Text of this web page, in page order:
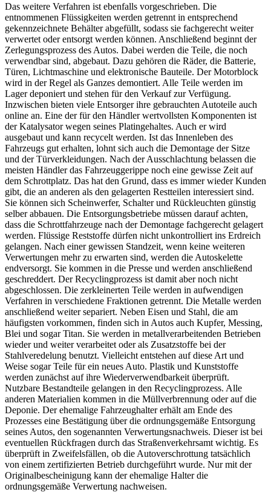
Das weitere Verfahren ist ebenfalls vorgeschrieben. Die
entnommenen Flüssigkeiten werden getrennt in entsprechend
gekennzeichnete Behälter abgefüllt, sodass sie fachgerecht weiter
verwertet oder entsorgt werden können. Anschließend beginnt der
Zerlegungsprozess des Autos. Dabei werden die Teile, die noch
verwendbar sind, abgebaut. Dazu gehören die Räder, die Batterie,
Türen, Lichtmaschine und elektronische Bauteile. Der Motorblock
wird in der Regel als Ganzes demontiert. Alle Teile werden im
Lager deponiert und stehen für den Verkauf zur Verfügung.
Inzwischen bieten viele Entsorger ihre gebrauchten Autoteile auch
online an. Eine der für den Händler wertvollsten Komponenten ist
der Katalysator wegen seines Platingehaltes. Auch er wird
ausgebaut und kann recycelt werden. Ist das Innenleben des
Fahrzeugs gut erhalten, lohnt sich auch die Demontage der Sitze
und der Türverkleidungen. Nach der Ausschlachtung belassen die
meisten Händler das Fahrzeuggerippe noch eine gewisse Zeit auf
dem Schrottplatz. Das hat den Grund, dass es immer wieder Kunden
gibt, die an anderen als den gelagerten Restteilen interessiert sind.
Sie können sich Scheinwerfer, Schalter und Rückleuchten günstig
selber abbauen. Die Entsorgungsbetriebe müssen darauf achten,
dass die Schrottfahrzeuge nach der Demontage fachgerecht gelagert
werden. Flüssige Reststoffe dürfen nicht unkontrolliert ins Erdreich
gelangen. Nach einer gewissen Standzeit, wenn keine weiteren
Verwertungen mehr zu erwarten sind, werden die Autoskelette
endversorgt. Sie kommen in die Presse und werden anschließend
geschreddert. Der Recyclingprozess ist damit aber noch nicht
abgeschlossen. Die zerkleinerten Teile werden in aufwendigen
Verfahren in verschiedene Fraktionen getrennt. Die Metalle werden
anschließend weiter separiert. Neben Eisen und Stahl, die am
häufigsten vorkommen, finden sich in Autos auch Kupfer, Messing,
Blei und sogar Titan. Sie werden in metallverarbeitenden Betrieben
wieder und weiter verarbeitet oder als Zusatzstoffe bei der
Stahlveredelung benutzt. Vielleicht entstehen auf diese Art und
Weise sogar Teile für ein neues Auto. Plastik und Kunststoffe
werden zunächst auf ihre Wiederverwendbarkeit überprüft.
Nutzbare Bestandteile gelangen in den Recyclingprozess. Alle
anderen Materialien kommen in die Müllverbrennung oder auf die
Deponie. Der ehemalige Fahrzeughalter erhält am Ende des
Prozesses eine Bestätigung über die ordnungsgemäße Entsorgung
seines Autos, den sogenannten Verwertungsnachweis. Dieser ist bei
eventuellen Rückfragen durch das Straßenverkehrsamt wichtig. Es
überprüft in Zweifelsfällen, ob die Autoverschrottung tatsächlich
von einem zertifizierten Betrieb durchgeführt wurde. Nur mit der
Originalbescheinigung kann der ehemalige Halter die
ordnungsgemäße Verwertung nachweisen.